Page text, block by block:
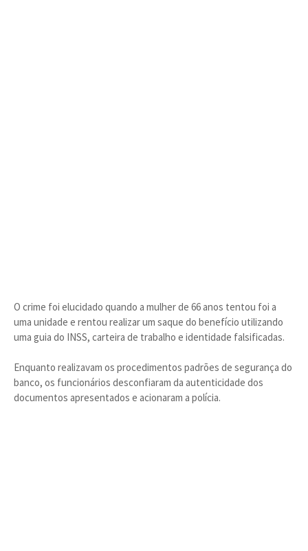
O crime foi elucidado quando a mulher de 66 anos tentou foi a
uma unidade e rentou realizar um saque do benefício utilizando
uma guia do INSS, carteira de trabalho e identidade falsificadas.
Enquanto realizavam os procedimentos padrões de segurança do
banco, os funcionários desconfiaram da autenticidade dos
documentos apresentados e acionaram a polícia.